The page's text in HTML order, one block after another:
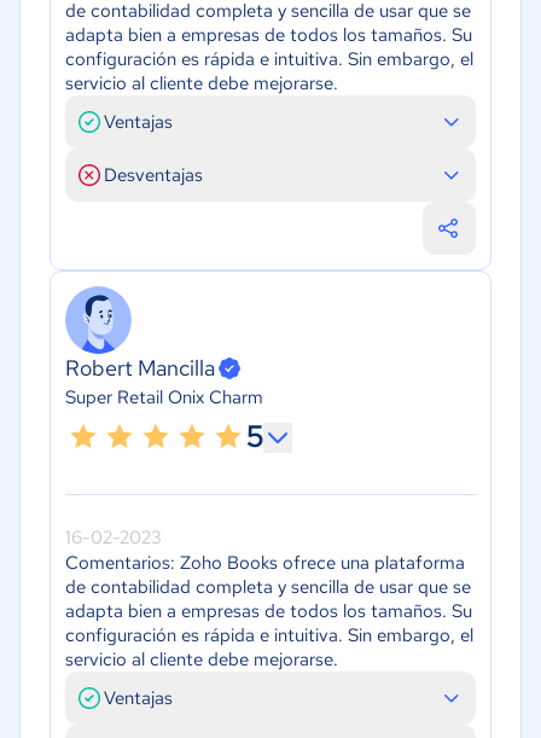
de contabilidad completa y sencilla de usar que se
adapta bien a empresas de todos los tamaños. Su
configuración es rápida e intuitiva. Sin embargo, el
servicio al cliente debe mejorarse.
Ventajas
Desventajas
Robert Mancilla
Super Retail Onix Charm
5
16-02-2023
Comentarios: Zoho Books ofrece una plataforma
de contabilidad completa y sencilla de usar que se
adapta bien a empresas de todos los tamaños. Su
configuración es rápida e intuitiva. Sin embargo, el
servicio al cliente debe mejorarse.
Ventajas